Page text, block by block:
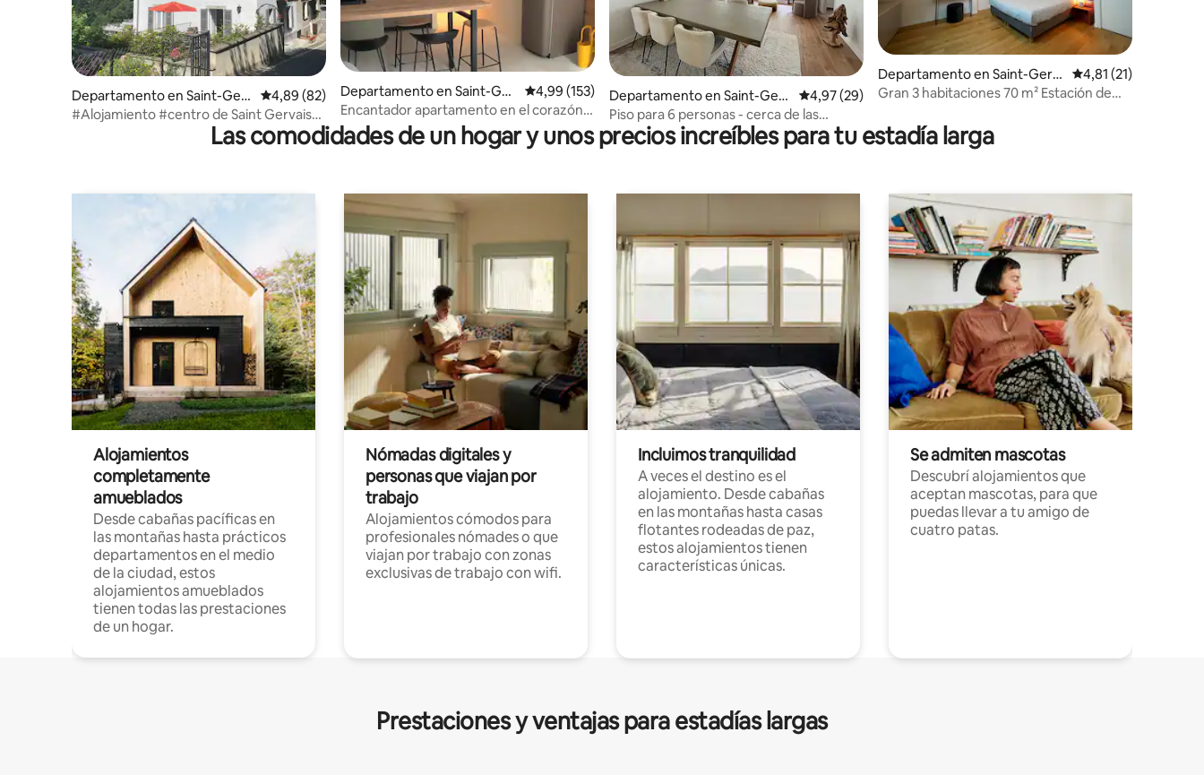
Departamento en Saint-Gerv
ais-les-Bains
Calificación promedio: 4,89 de 5. 82 evaluaciones
4,89 (82)
#Alojamiento #centro de Saint Gervais
Departamento en Saint-Ger
vais-les-Bains
Calificación promedio: 4,99 de 5. 153 evaluaciones
4,99 (153)
Encantador apartamento en el corazón
de Saint-Gervais
Departamento en Saint-Gerv
ais-les-Bains
Calificación promedio: 4,97 de 5. 29 evaluaciones
4,97 (29)
Piso para 6 personas - cerca de las
góndolas
Departamento en Saint-Gerv
ais-les-Bains
Calificación
4,81 (21)
Gran 3 habitaciones 70 m² Estación de
Las comodidades de un hogar y unos precios increíbles para tu estadía larga
Alojamientos
completamente
amueblados
Desde cabañas pacíficas en
las montañas hasta prácticos
departamentos en el medio
de la ciudad, estos
alojamientos amueblados
tienen todas las prestaciones
de un hogar.
Nómadas digitales y
personas que viajan por
trabajo
Alojamientos cómodos para
profesionales nómades o que
viajan por trabajo con zonas
exclusivas de trabajo con wifi.
Incluimos tranquilidad
A veces el destino es el
alojamiento. Desde cabañas
en las montañas hasta casas
flotantes rodeadas de paz,
estos alojamientos tienen
características únicas.
Se admiten mascotas
Descubrí alojamientos que
aceptan mascotas, para que
puedas llevar a tu amigo de
cuatro patas.
Prestaciones y ventajas para estadías largas